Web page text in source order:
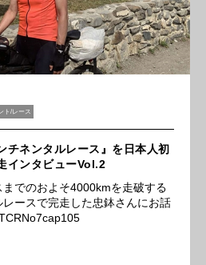
ト/レース
チネンタルレース』を日本人初
インタビューVol.2
でのおよそ4000kmを走破する
レースで完走した忠鉢さんにお話